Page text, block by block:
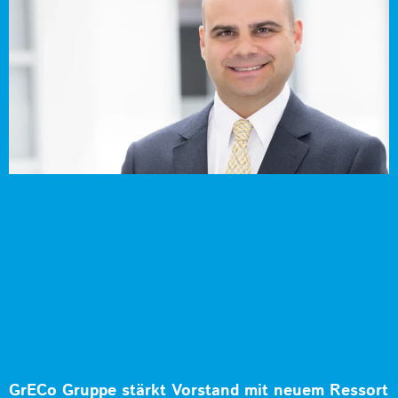
GrECo Gruppe stärkt Vorstand mit neuem Ressort